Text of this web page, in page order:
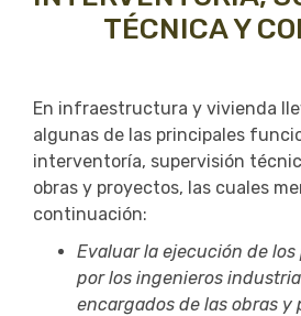
TÉCNICA Y
En infraestructura y vivienda
algunas de las principales
interventoría, supervisión
obras y proyectos, las cuales
continuación:
Evaluar la ejecución de
por los ingenieros
encargados de las obras y